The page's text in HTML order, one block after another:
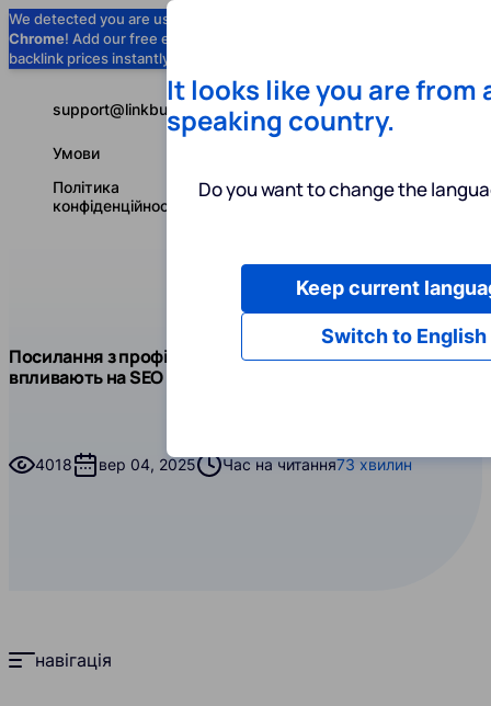
We detected you are using
Chrome! Add our free extension to check
backlink prices instantly as you browse.
Послуги
Українська
support@linkbuilder.com
Умови
Політика
конфіденційності
Лінкбілдинг
Посилання з профілів: що це і як вони
впливають на SEO у 2026 році
4018 вер 04, 2025 Час на читання73 хвилин
навігація
It looks like you are from
speaking country.
Do you want to change the
Switch to English
Keep current